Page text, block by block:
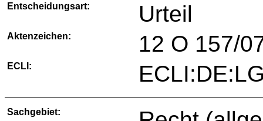
Entscheidungsart: Urteil
Aktenzeichen: 12 O 157/
ECLI:
Sachgebiet: